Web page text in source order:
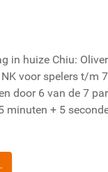
in huize Chiu:
voor spelers t/m
door 6 van de 7
minuten + 5